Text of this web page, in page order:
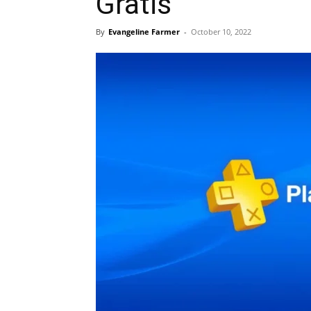
By Evangeline Farmer - October 10, 2022